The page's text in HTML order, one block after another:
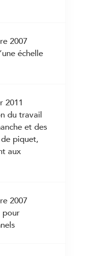
fonction
de
de
2007
échelle
2011
du travail
et des
piquet,
aux
2007
pour